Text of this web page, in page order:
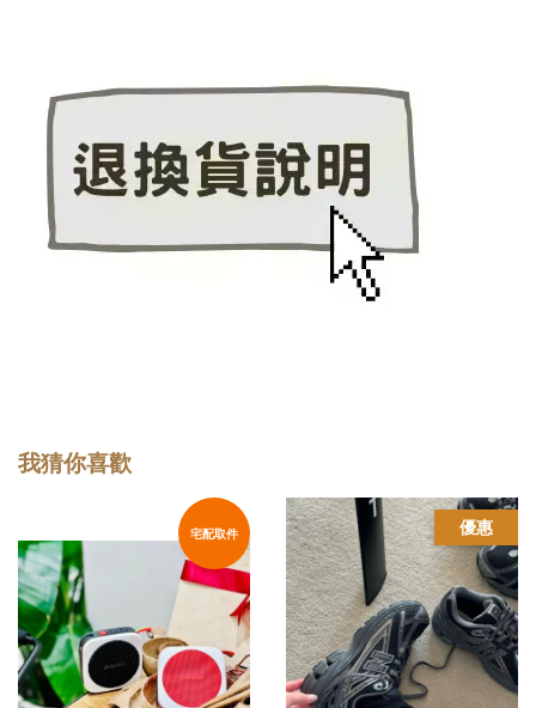
我猜你喜歡
宅配取件 優惠